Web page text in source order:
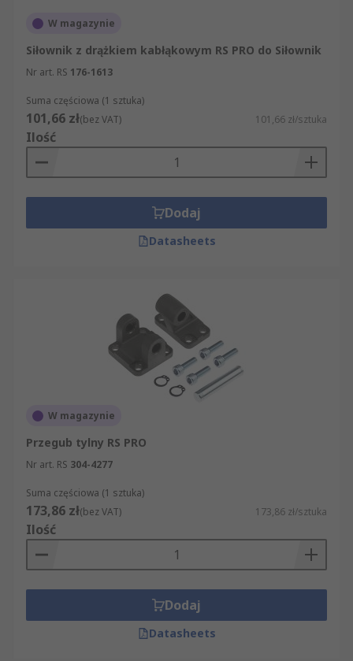
W magazynie
Siłownik z drążkiem kabłąkowym RS PRO do Siłownik
Nr art. RS 176-1613
Suma częściowa (1 sztuka)
101,66 zł(bez VAT) 101,66 zł/sztuka
Ilość
Dodaj
Datasheets
W magazynie
Przegub tylny RS PRO
Nr art. RS 304-4277
Suma częściowa (1 sztuka)
173,86 zł(bez VAT) 173,86 zł/sztuka
Ilość
Dodaj
Datasheets